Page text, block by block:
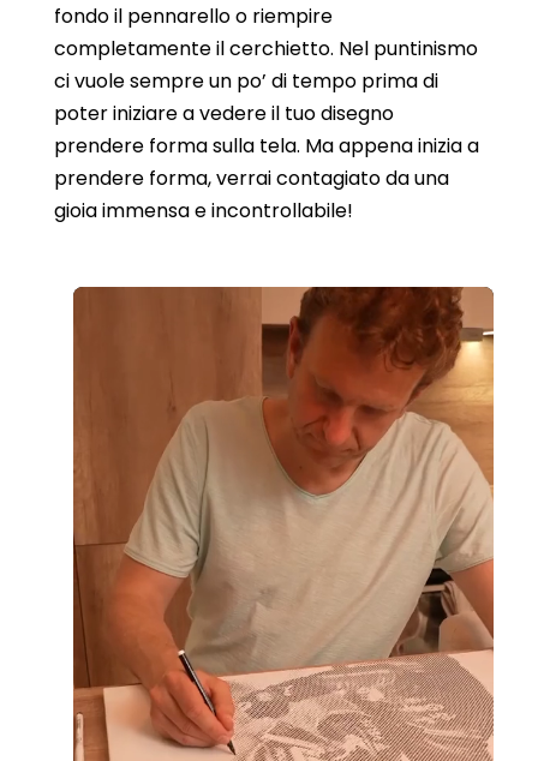
fondo il pennarello o riempire
completamente il cerchietto. Nel puntinismo
ci vuole sempre un po’ di tempo prima di
poter iniziare a vedere il tuo disegno
prendere forma sulla tela. Ma appena inizia a
prendere forma, verrai contagiato da una
gioia immensa e incontrollabile!